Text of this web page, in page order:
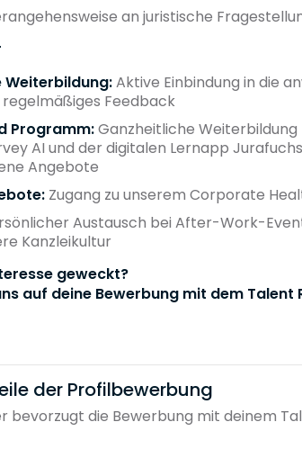
an juristische
Aktive Einbindung in die
Feedback
Programm:Ganzheitliche
AI und der digitalen Lernapp
Angebote
Zugang zu unserem Corporate
Austausch bei After-Work-
Kanzleikultur
geweckt?
auf deine Bewerbung mit dem Talent
der Profilbewerbung
bevorzugt die Bewerbung mit deinem